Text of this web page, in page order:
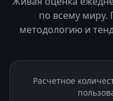
по всему миру.
методологию и
Расчетное